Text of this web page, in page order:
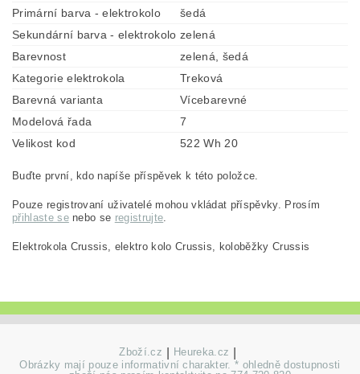
Primární barva - elektrokolo
šedá
Sekundární barva - elektrokolo zelená
Barevnost
zelená, šedá
Kategorie elektrokola
Treková
Barevná varianta
Vícebarevné
Modelová řada
7
Velikost kod
522 Wh 20
Buďte první, kdo napíše příspěvek k této položce.
Pouze registrovaní uživatelé mohou vkládat příspěvky. Prosím
přihlaste senebo se registrujte
Elektrokola Crussis, elektro kolo Crussis, koloběžky Crussis
Zboží.cz Heureka.cz
Obrázky mají pouze informativní charakter. * ohledně dostupnosti